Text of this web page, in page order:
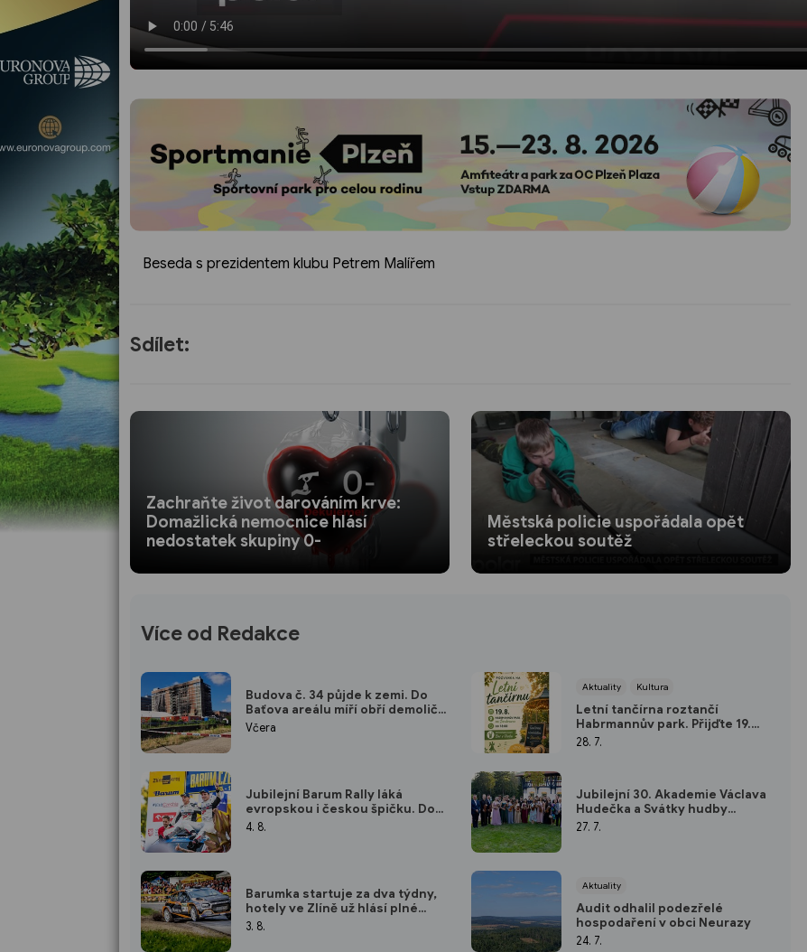
Beseda s prezidentem klubu Petrem Malířem
Sdílet:
Zachraňte život darováním krve:
Domažlická nemocnice hlásí
nedostatek skupiny 0-
Městská policie uspořádala opět
střeleckou soutěž
Více od Redakce
Budova č. 34 půjde k zemi. Do
Baťova areálu míří obří demoliční
stroj
Včera
Jubilejní Barum Rally láká
evropskou i českou špičku. Do
Zlína přijede Suninen, Marczyk i
4. 8.
Barumka startuje za dva týdny,
hotely ve Zlíně už hlásí plné
kapacity
3. 8.
Aktuality Kultura
Letní tančírna roztančí
Habrmannův park. Přijďte 19.
srpna na Doubravku
28. 7.
Jubilejní 30. Akademie Václava
Hudečka a Svátky hudby
ovládnou letní Luhačovice
27. 7.
Aktuality
Audit odhalil podezřelé
hospodaření v obci Neurazy
24. 7.